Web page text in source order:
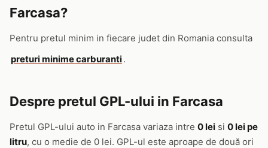
Farcasa?
Pentru pretul minim in fiecare judet din Romania consulta
preturi minime carburanti.
Despre pretul GPL-ului in Farcasa
Pretul GPL-ului auto in Farcasa variaza intre 0 lei si 0 lei pe
litru, cu o medie de 0 lei. GPL-ul este aproape de două ori